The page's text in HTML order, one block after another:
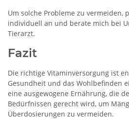
Um solche Probleme zu vermeiden,
individuell an und berate mich bei
Tierarzt.
Fazit
Die richtige Vitaminversorgung ist
Gesundheit und das Wohlbefinden
eine ausgewogene Ernährung, die
Bedürfnissen gerecht wird, um
Überdosierungen zu vermeiden.